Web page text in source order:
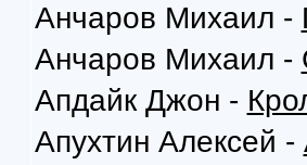
Анчаров Михаил -
Анчаров Михаил -
Апдайк Джон -
Апухтин Алексей -